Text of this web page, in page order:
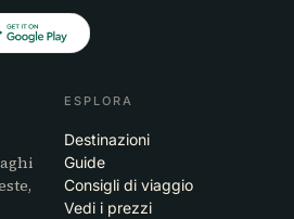
ESPLORA
Destinazioni
Guide
Consigli di viaggio
Vedi i prezzi